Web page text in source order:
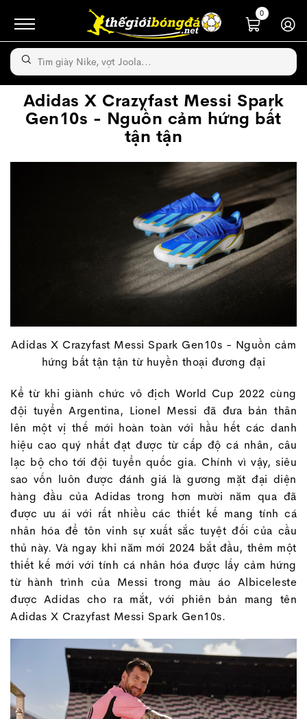
0
Adidas X Crazyfast Messi Spark
Gen10s - Nguồn cảm hứng bất
tận tận
Adidas X Crazyfast Messi Spark Gen10s - Nguồn cảm
hứng bất tận tận từ huyền thoại đương đại
Kể từ khi giành chức vô địch World Cup 2022 cùng
đội tuyển Argentina, Lionel Messi đã đưa bản thân
lên một vị thế mới hoàn toàn với hầu hết các danh
hiệu cao quý nhất đạt được từ cấp độ cá nhân, câu
lạc bộ cho tới đội tuyển quốc gia. Chính vì vậy, siêu
sao vốn luôn được đánh giá là gương mặt đại diện
hàng đầu của Adidas trong hơn mười năm qua đã
được ưu ái với rất nhiều các thiết kế mang tính cá
nhân hóa để tôn vinh sự xuất sắc tuyệt đối của cầu
thủ này. Và ngay khi năm mới 2024 bắt đầu, thêm một
thiết kế mới với tính cá nhân hóa được lấy cảm hứng
từ hành trình của Messi trong màu áo Albiceleste
được Adidas cho ra mắt, với phiên bản mang tên
Adidas X Crazyfast Messi Spark Gen10s.